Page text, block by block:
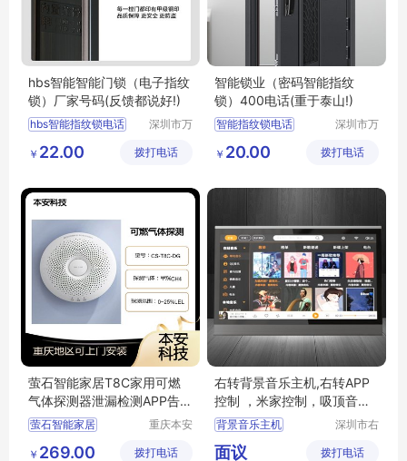
hbs智能智能门锁（电子指纹
锁）厂家号码(反馈都说好!)
hbs智能指纹锁电话
hbs智能智能锁厂家
hbs智能智能锁官网维修
深圳市万
务有限公
￥ 22.00 拨打电话
智能锁业（密码智能指纹
锁）400电话(重于泰山!)
智能指纹锁电话
智能智能锁厂家
智能智能锁官网维修
深圳市万
务有限公
￥ 20.00 拨打电话
萤石智能家居T8C家用可燃
气体探测器泄漏检测APP告警
提醒
萤石智能家居
天然气泄漏检测
重庆本安
有限公司
￥ 269.00 拨打电话
右转背景音乐主机,右转APP
控制 ，米家控制，吸顶音响
嵌入式家用全屋家庭智能家
居系统控制器
背景音乐主机
智能音箱
蓝牙音箱
深圳市右
技有限责
面议 拨打电话